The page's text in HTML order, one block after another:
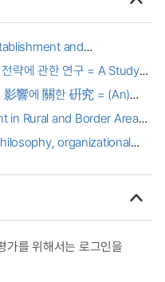
and
resource development
lessons learned from
& Construction
의 성공적인 수립과 실행에
진 교훈들을 쌍용 건설에
략에 관한 연구 = A Study
Strategy based on
響에 關한 硏究 = (An)
Rural and Border Areas "
of Myanmar" = 농촌과
organizational
of American,
가를 위해서는 로그인을